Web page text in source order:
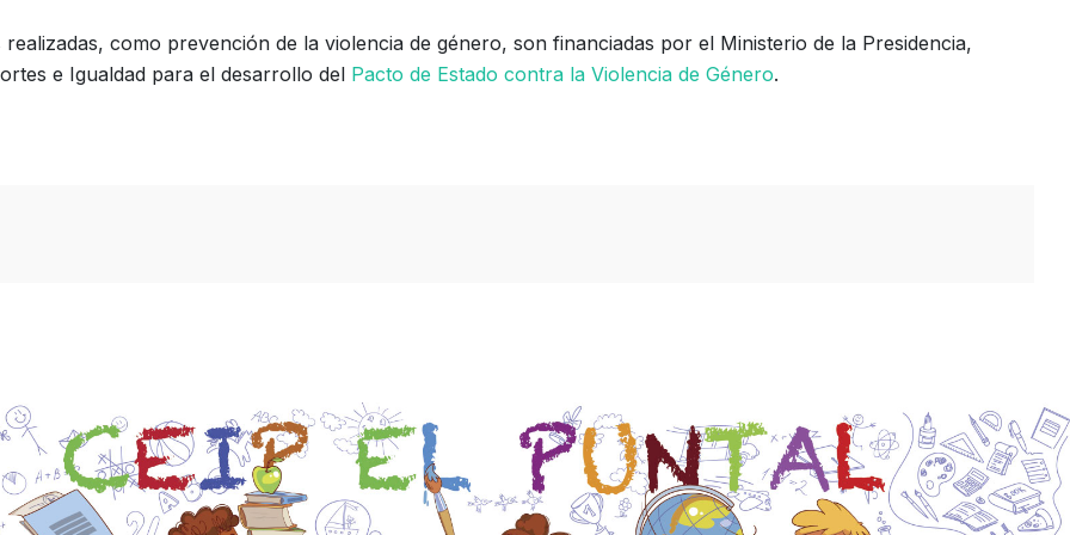
realizadas, como prevención de la violencia de género, son financiadas por el Ministerio de la Presidencia,
e Igualdad para el desarrollo del Pacto de Estado contra la Violencia de Género.